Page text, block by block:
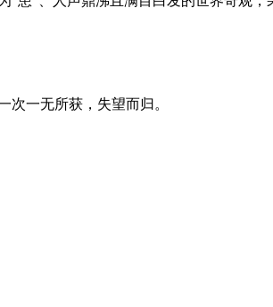
次一无所获，失望而归。